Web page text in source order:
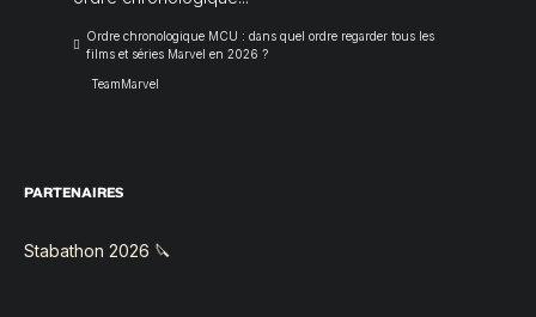
Ordre chronologique MCU : dans quel ordre regarder tous les
films et séries Marvel en 2026 ?
TeamMarvel
PARTENAIRES
Stabathon 2026 🔪